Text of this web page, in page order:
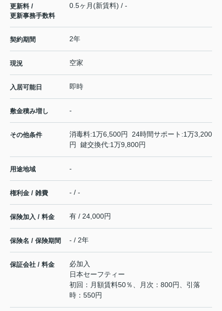
更新料 /
更新事務手数料
0.5ヶ月(新賃料) / -
契約期間 2年
現況 空家
入居可能日 即時
敷金積み増し -
その他条件
消毒料:1万6,500円 24時間サポート:1万3,200
円 鍵交換代:1万9,800円
用途地域 -
権利金 / 雑費 - / -
保険加入 / 料金 有 / 24,000円
保険名 / 保険期間 - / 2年
保証会社 / 料金
必加入
日本セーフティー
初回：月額賃料50％、月次：800円、引落
時：550円